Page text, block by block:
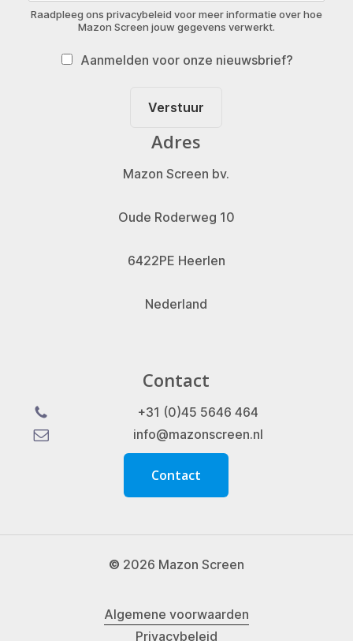
Raadpleeg ons privacybeleid voor meer informatie over hoe
Mazon Screen jouw gegevens verwerkt.
Aanmelden voor onze nieuwsbrief?
Verstuur
Adres
Mazon Screen bv.
Oude Roderweg 10
6422PE Heerlen
Nederland
Contact
+31 (0)45 5646 464
info@mazonscreen.nl
Contact
© 2026 Mazon Screen
Algemene voorwaarden
Privacybeleid